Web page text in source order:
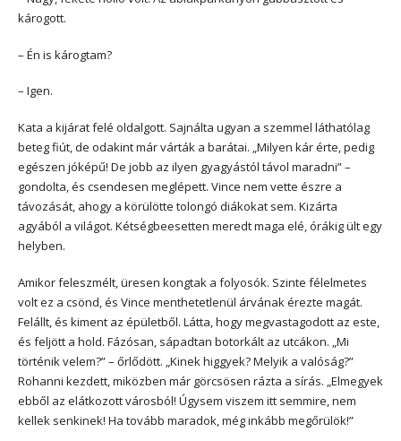
károgott.
– Én is károgtam?
– Igen.
Kata a kijárat felé oldalgott. Sajnálta ugyan a szemmel láthatólag
beteg fiút, de odakint már várták a barátai. „Milyen kár érte, pedig
egészen jóképű! De jobb az ilyen gyagyástól távol maradni” –
gondolta, és csendesen meglépett. Vince nem vette észre a
távozását, ahogy a körülötte tolongó diákokat sem. Kizárta
agyából a világot. Kétségbeesetten meredt maga elé, órákig ült egy
helyben.
Amikor feleszmélt, üresen kongtak a folyosók. Szinte félelmetes
volt ez a csönd, és Vince menthetetlenül árvának érezte magát.
Felállt, és kiment az épületből. Látta, hogy megvastagodott az este,
és feljött a hold. Fázósan, sápadtan botorkált az utcákon. „Mi
történik velem?” – őrlődött. „Kinek higgyek? Melyik a valóság?”
Rohanni kezdett, miközben már görcsösen rázta a sírás. „Elmegyek
ebből az elátkozott városból! Úgysem viszem itt semmire, nem
kellek senkinek! Ha tovább maradok, még inkább megőrülök!”